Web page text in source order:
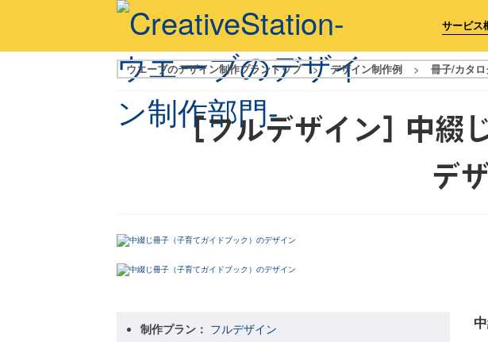
サービス
ウエーブのデザイン制作プラントップ > デザイン制作例 > 冊子/カタ
[フルデザイン] 中綴
デ
制作プラン： フルデザイン